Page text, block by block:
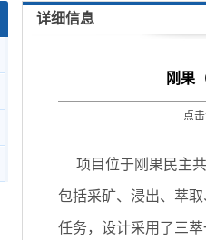
详细信息
刚果
点
项目位于刚果民主共
包括采矿、浸出、萃
任务，设计采用了三